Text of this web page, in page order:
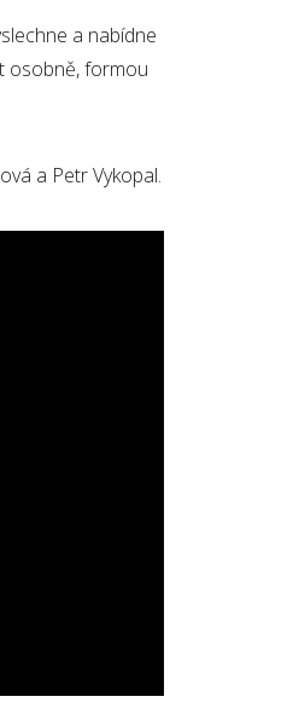
a nabídne
osobně, formou
a Petr Vykopal.